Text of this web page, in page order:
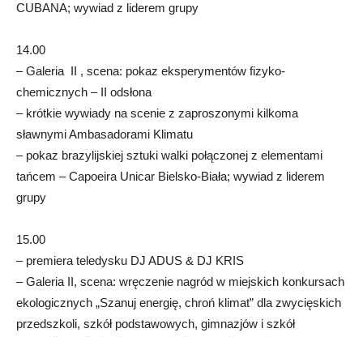
CUBANA; wywiad z liderem grupy
14.00
– Galeria II , scena: pokaz eksperymentów fizyko-
chemicznych – II odsłona
– krótkie wywiady na scenie z zaproszonymi kilkoma
sławnymi Ambasadorami Klimatu
– pokaz brazylijskiej sztuki walki połączonej z elementami
tańcem – Capoeira Unicar Bielsko-Biała; wywiad z liderem
grupy
15.00
– premiera teledysku DJ ADUS & DJ KRIS
– Galeria II, scena: wręczenie nagród w miejskich konkursach
ekologicznych „Szanuj energię, chroń klimat” dla zwycięskich
przedszkoli, szkół podstawowych, gimnazjów i szkół